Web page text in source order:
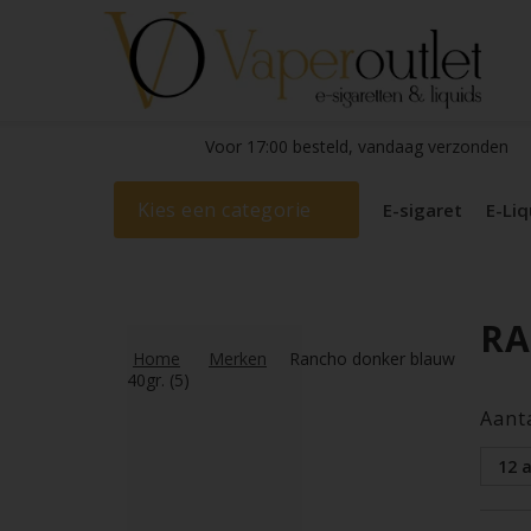
Voor 17:00 besteld, vandaag verzonden
Kies een categorie E-sigaret E-
Home Merken
Rancho donker blauw
40gr. (5)